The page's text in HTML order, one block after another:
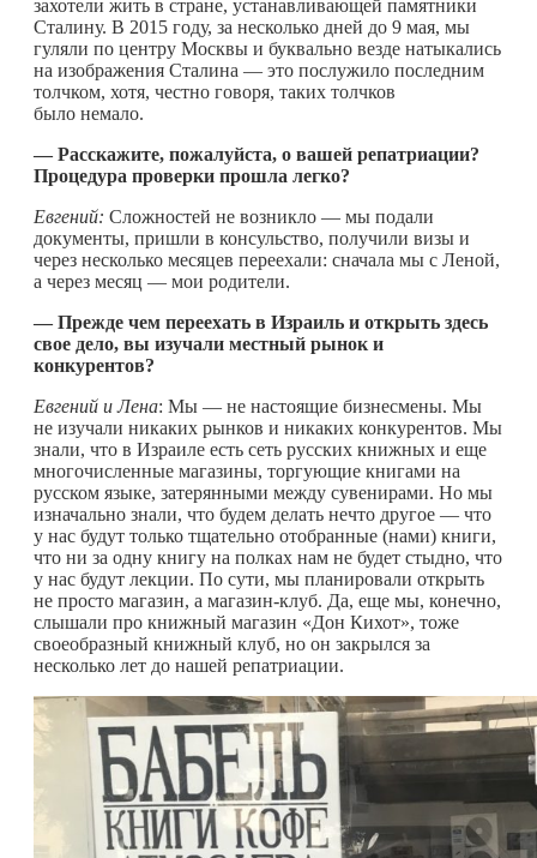
захотели жить в стране, устанавливающей памятники
Сталину. В 2015 году, за несколько дней до 9 мая, мы
гуляли по центру Москвы и буквально везде натыкались
на изображения Сталина — это послужило последним
толчком, хотя, честно говоря, таких толчков
было немало.
— Расскажите, пожалуйста, о вашей репатриации?
Процедура проверки прошла легко?
Евгений: Сложностей не возникло — мы подали
документы, пришли в консульство, получили визы и
через несколько месяцев переехали: сначала мы с Леной,
а через месяц — мои родители.
— Прежде чем переехать в Израиль и открыть здесь
свое дело, вы изучали местный рынок и
конкурентов?
Евгений и Лена: Мы — не настоящие бизнесмены. Мы
не изучали никаких рынков и никаких конкурентов. Мы
знали, что в Израиле есть сеть русских книжных и еще
многочисленные магазины, торгующие книгами на
русском языке, затерянными между сувенирами. Но мы
изначально знали, что будем делать нечто другое — что
у нас будут только тщательно отобранные (нами) книги,
что ни за одну книгу на полках нам не будет стыдно, что
у нас будут лекции. По сути, мы планировали открыть
не просто магазин, а магазин-клуб. Да, еще мы, конечно,
слышали про книжный магазин «Дон Кихот», тоже
своеобразный книжный клуб, но он закрылся за
несколько лет до нашей репатриации.